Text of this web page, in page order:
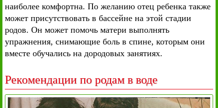
наиболее комфортна. По желанию отец ребенка также
может присутствовать в бассейне на этой стадии
родов. Он может помочь матери выполнять
упражнения, снимающие боль в спине, которым они
вместе обучались на дородовых занятиях.
Рекомендации по родам в воде